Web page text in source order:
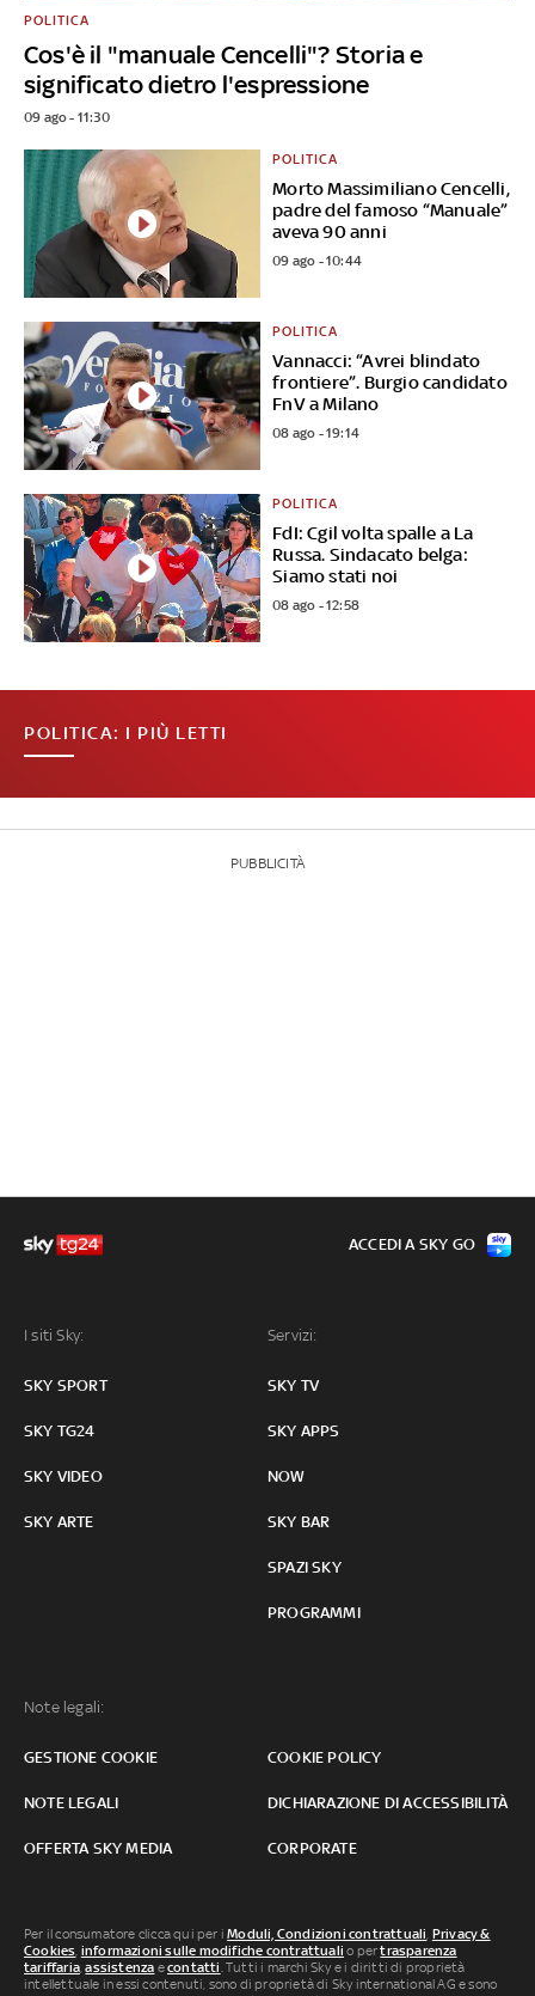
Cos'è il "manuale Cencelli"? Storia e
significato dietro l'espressione
POLITICA
09 ago - 11:30
Morto Massimiliano Cencelli,
padre del famoso “Manuale”
aveva 90 anni
POLITICA
09 ago - 10:44
Vannacci: “Avrei blindato
frontiere”. Burgio candidato
FnV a Milano
POLITICA
08 ago - 19:14
FdI: Cgil volta spalle a La
Russa. Sindacato belga:
Siamo stati noi
POLITICA
08 ago - 12:58
POLITICA: I PIÙ LETTI
PUBBLICITÀ
I siti Sky:
SKY SPORT
SKY TG24
SKY VIDEO
SKY ARTE
Servizi:
SKY TV
SKY APPS
NOW
SKY BAR
SPAZI SKY
PROGRAMMI
Note legali:
GESTIONE COOKIE COOKIE POLICY
NOTE LEGALI DICHIARAZIONE DI ACCESSIBILITÀ
OFFERTA SKY MEDIA CORPORATE
ACCEDI A SKY GO
Per il consumatore clicca qui per iModuli, Condizioni contrattuali Privacy &
Cookies informazioni sulle modifiche contrattuali o pertrasparenza
tariffaria ,assistenza econtatti . Tutti i marchi Sky e i diritti di proprietà
intellettuale in essi contenuti, sono di proprietà di Sky international AG e sono